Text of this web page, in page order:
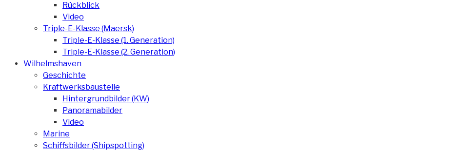
Rückblick
Video
Triple-E-Klasse (Maersk)
Triple-E-Klasse (1. Generation)
Triple-E-Klasse (2. Generation)
Wilhelmshaven
Geschichte
Kraftwerksbaustelle
Hintergrundbilder (KW)
Panoramabilder
Video
Marine
Schiffsbilder (Shipspotting)